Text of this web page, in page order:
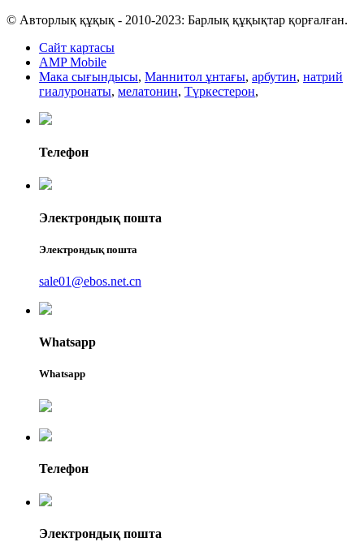
© Авторлық құқық - 2010-2023: Барлық құқықтар қорғалған.
Сайт картасы
AMP Mobile
Мака сығындысы, Маннитол ұнтағы, арбутин, натрий
гиалуронаты, мелатонин, Түркестерон,
Телефон
Электрондық пошта
Электрондық пошта
sale01@ebos.net.cn
Whatsapp
Whatsapp
Телефон
Электрондық пошта